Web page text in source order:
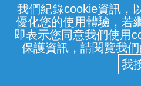
我們紀錄cookie資訊，
優化您的使用體驗，若
即表示您同意我們使用
保護資訊，請閱覽我們
常見問題 線上客服
中華電信股份有限公
(統一編號：